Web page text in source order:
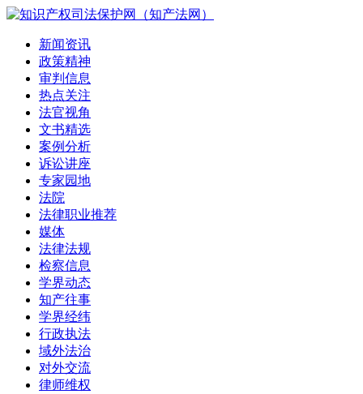
新闻资讯
政策精神
审判信息
热点关注
法官视角
文书精选
案例分析
诉讼讲座
专家园地
法院
法律职业推荐
媒体
法律法规
检察信息
学界动态
知产往事
学界经纬
行政执法
域外法治
对外交流
律师维权